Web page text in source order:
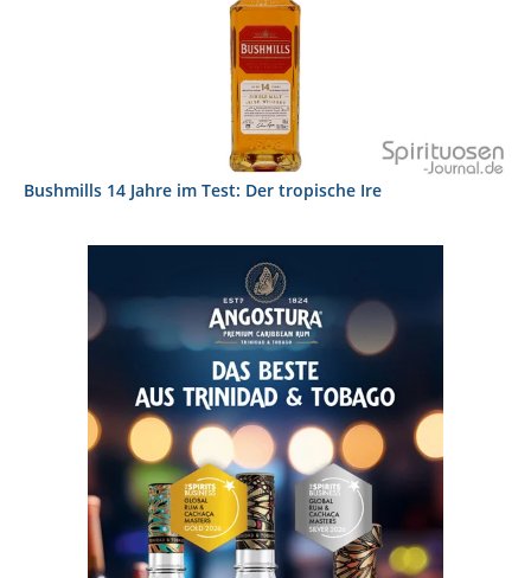
Bushmills 14 Jahre im Test: Der tropische Ire